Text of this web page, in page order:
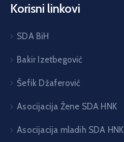
Korisni linkovi
SDA BiH
Bakir Izetbegović
Šefik Džaferović
Asocijacija Žene SDA HNK
Asocijacija mladih SDA HNK